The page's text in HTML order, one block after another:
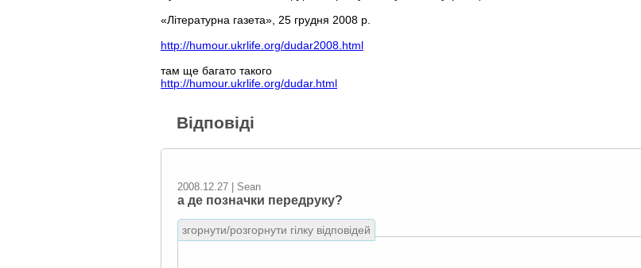
«Літературна газета», 25 грудня 2008 р.
http://humour.ukrlife.org/dudar2008.html
там ще багато такого
http://humour.ukrlife.org/dudar.html
Відповіді
2008.12.27 | Sean
а де позначки передруку?
згорнути/розгорнути гілку відповідей